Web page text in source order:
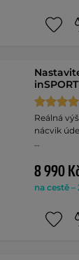
Reálná
nácvik
8 990
na cestě –